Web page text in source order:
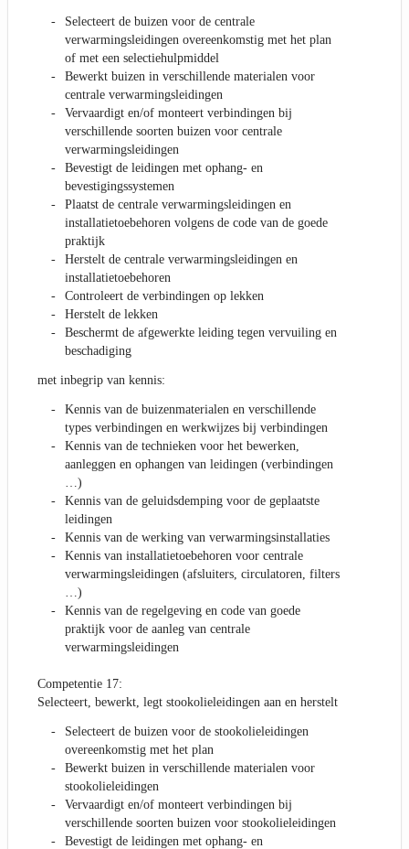
Selecteert de buizen voor de centrale
verwarmingsleidingen overeenkomstig met het plan
of met een selectiehulpmiddel
Bewerkt buizen in verschillende materialen voor
centrale verwarmingsleidingen
Vervaardigt en/of monteert verbindingen bij
verschillende soorten buizen voor centrale
verwarmingsleidingen
Bevestigt de leidingen met ophang- en
bevestigingssystemen
Plaatst de centrale verwarmingsleidingen en
installatietoebehoren volgens de code van de goede
praktijk
Herstelt de centrale verwarmingsleidingen en
installatietoebehoren
Controleert de verbindingen op lekken
Herstelt de lekken
Beschermt de afgewerkte leiding tegen vervuiling en
beschadiging
met inbegrip van kennis:
Kennis van de buizenmaterialen en verschillende
types verbindingen en werkwijzes bij verbindingen
Kennis van de technieken voor het bewerken,
aanleggen en ophangen van leidingen (verbindingen
…)
Kennis van de geluidsdemping voor de geplaatste
leidingen
Kennis van de werking van verwarmingsinstallaties
Kennis van installatietoebehoren voor centrale
verwarmingsleidingen (afsluiters, circulatoren, filters
…)
Kennis van de regelgeving en code van goede
praktijk voor de aanleg van centrale
verwarmingsleidingen
Competentie 17:
Selecteert, bewerkt, legt stookolieleidingen aan en herstelt
Selecteert de buizen voor de stookolieleidingen
overeenkomstig met het plan
Bewerkt buizen in verschillende materialen voor
stookolieleidingen
Vervaardigt en/of monteert verbindingen bij
verschillende soorten buizen voor stookolieleidingen
Bevestigt de leidingen met ophang- en